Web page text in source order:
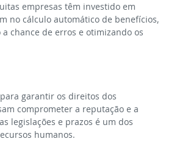
empresas têm investido em
no cálculo automático de benefícios,
chance de erros e otimizando os
garantir os direitos dos
comprometer a reputação e a
legislações e prazos é um dos
humanos.